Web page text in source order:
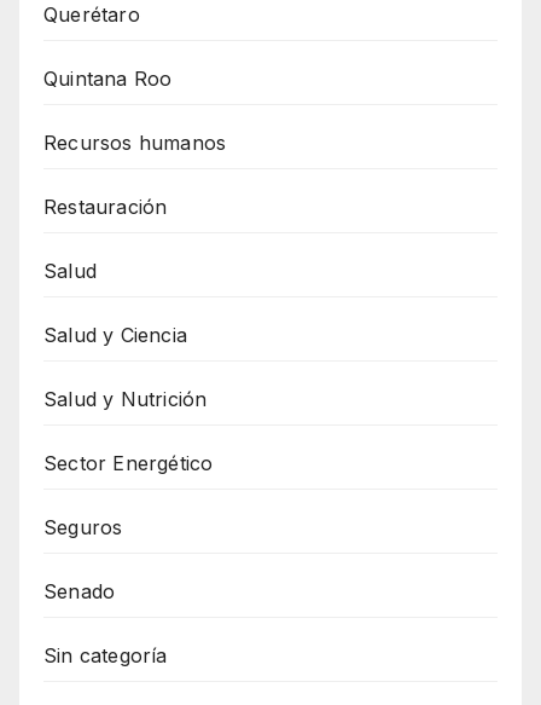
Querétaro
Quintana Roo
Recursos humanos
Restauración
Salud
Salud y Ciencia
Salud y Nutrición
Sector Energético
Seguros
Senado
Sin categoría